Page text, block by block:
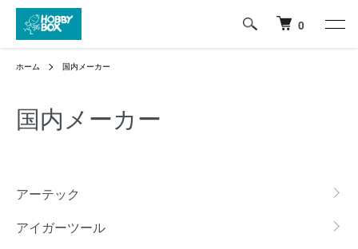
0
ホーム 国内メーカー
国内メーカー
アーテック
アイガーツール